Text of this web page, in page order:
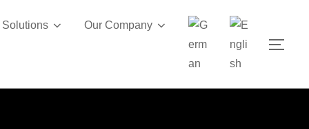
Solutions
Our Company